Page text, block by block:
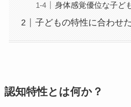
身体感覚優位な子ど
子どもの特性に合わせ
認知特性とは何か？